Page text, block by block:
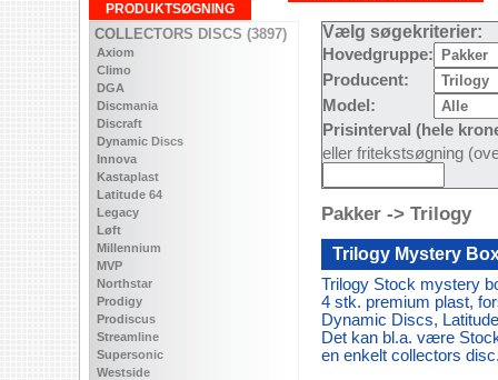
PRODUKTSØGNING
COLLECTORS DISCS (3897)
Axiom
Climo
DGA
Discmania
Discraft
Dynamic Discs
Innova
Kastaplast
Latitude 64
Legacy
Løft
Millennium
MVP
Northstar
Prodigy
Prodiscus
Streamline
Supersonic
Westside
Vælg søgekriterier:
Hovedgruppe:
Producent:
Model:
Prisinterval (hele
eller fritekstsøgning
Pakker -> Trilogy
Trilogy Mystery
Trilogy Stock mystery
4 stk. premium plast,
Dynamic Discs,
Det kan bl.a. være
en enkelt collectors